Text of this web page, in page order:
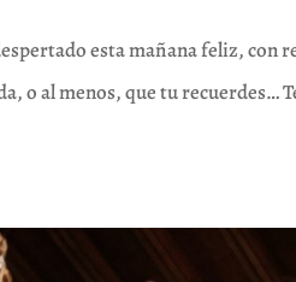
esta mañana feliz, con
o al menos, que tu recuerdes…